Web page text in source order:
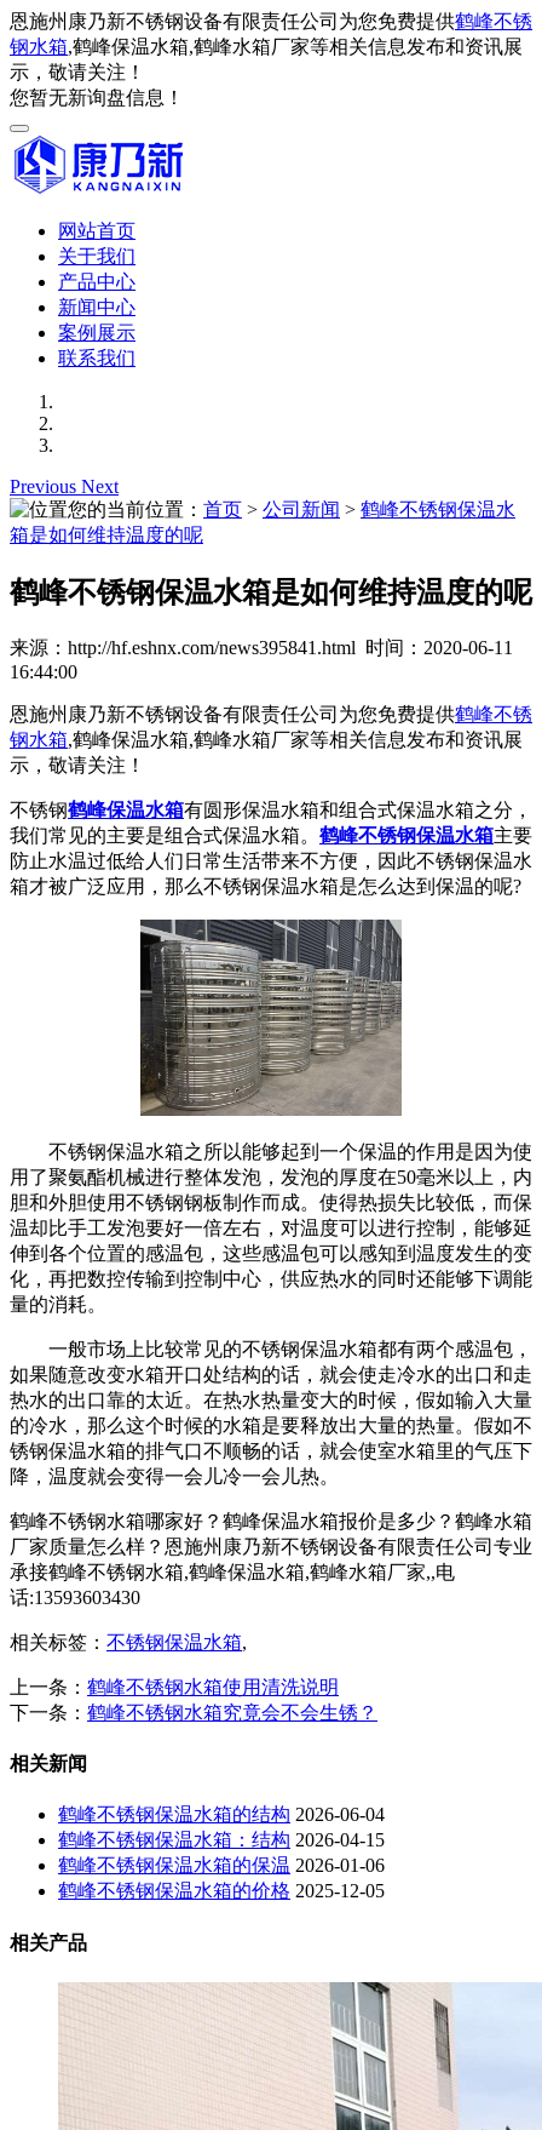
恩施州康乃新不锈钢设备有限责任公司为您免费提供鹤峰不锈
钢水箱,鹤峰保温水箱,鹤峰水箱厂家等相关信息发布和资讯展
示，敬请关注！
您暂无新询盘信息！
网站首页
关于我们
产品中心
新闻中心
案例展示
联系我们
Previous Next
您的当前位置： 首页 > 公司新闻 > 鹤峰不锈钢保温水
箱是如何维持温度的呢
鹤峰不锈钢保温水箱是如何维持温度的呢
来源：http://hf.eshnx.com/news395841.html 时间：2020-06-11
16:44:00
恩施州康乃新不锈钢设备有限责任公司为您免费提供鹤峰不锈
钢水箱,鹤峰保温水箱,鹤峰水箱厂家等相关信息发布和资讯展
示，敬请关注！
不锈钢鹤峰保温水箱有圆形保温水箱和组合式保温水箱之分，
我们常见的主要是组合式保温水箱。 鹤峰不锈钢保温水箱主要
防止水温过低给人们日常生活带来不方便，因此不锈钢保温水
箱才被广泛应用，那么不锈钢保温水箱是怎么达到保温的呢?
不锈钢保温水箱之所以能够起到一个保温的作用是因为使
用了聚氨酯机械进行整体发泡，发泡的厚度在50毫米以上，内
胆和外胆使用不锈钢钢板制作而成。使得热损失比较低，而保
温却比手工发泡要好一倍左右，对温度可以进行控制，能够延
伸到各个位置的感温包，这些感温包可以感知到温度发生的变
化，再把数控传输到控制中心，供应热水的同时还能够下调能
量的消耗。
一般市场上比较常见的不锈钢保温水箱都有两个感温包，
如果随意改变水箱开口处结构的话，就会使走冷水的出口和走
热水的出口靠的太近。在热水热量变大的时候，假如输入大量
的冷水，那么这个时候的水箱是要释放出大量的热量。假如不
锈钢保温水箱的排气口不顺畅的话，就会使室水箱里的气压下
降，温度就会变得一会儿冷一会儿热。
鹤峰不锈钢水箱哪家好？鹤峰保温水箱报价是多少？鹤峰水箱
厂家质量怎么样？恩施州康乃新不锈钢设备有限责任公司专业
承接鹤峰不锈钢水箱,鹤峰保温水箱,鹤峰水箱厂家,,电
话:13593603430
相关标签： 不锈钢保温水箱,
上一条： 鹤峰不锈钢水箱使用清洗说明
下一条： 鹤峰不锈钢水箱究竟会不会生锈？
相关新闻
鹤峰不锈钢保温水箱的结构 2026-06-04
鹤峰不锈钢保温水箱：结构 2026-04-15
鹤峰不锈钢保温水箱的保温 2026-01-06
鹤峰不锈钢保温水箱的价格 2025-12-05
相关产品